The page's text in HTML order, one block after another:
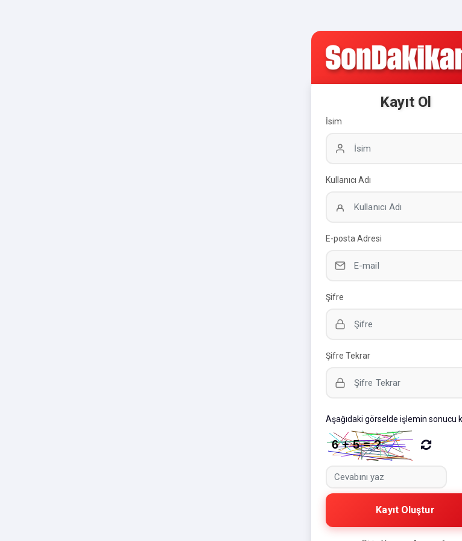
Kayıt Ol
İsim
Kullanıcı Adı
E-posta Adresi
Şifre
Şifre Tekrar
Aşağıdaki görselde işlemin sonucu
Kayıt Oluştur